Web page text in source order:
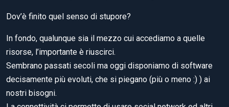
Dov’è finito quel senso di stupore?
In fondo, qualunque sia il mezzo cui accediamo a quelle
risorse, l’importante è riuscirci.
Sembrano passati secoli ma oggi disponiamo di software
decisamente più evoluti, che si piegano (più o meno :) ) ai
nostri bisogni.